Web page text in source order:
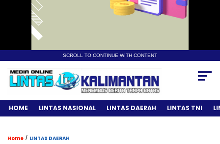
SCROLL TO CONTINUE WITH CONTENT
HOME LINTAS NASIONAL LINTAS DAERAH LINTAS TNI
Home / LINTAS DAERAH